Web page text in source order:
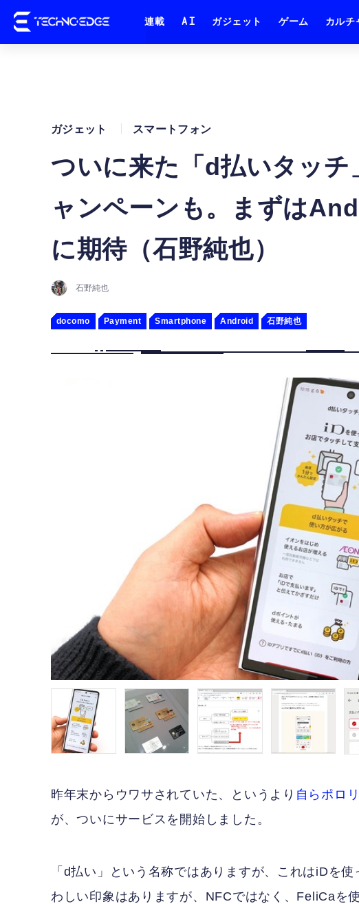
連載 AI ガジェット ゲーム カルチ
ついに来た「d払いタッチ
ャンペーンも。まずは
に期待（石野純也）
ガジェット スマートフォン
石野純也
docomo Payment Smartphone Android 石野純也
昨年末からウワサされていた、というより 自らポロ
が、ついにサービスを開始しました。
「d払い」という名称ではありますが、これはiDを
わしい印象はありますが、NFCではなく、FeliCaを